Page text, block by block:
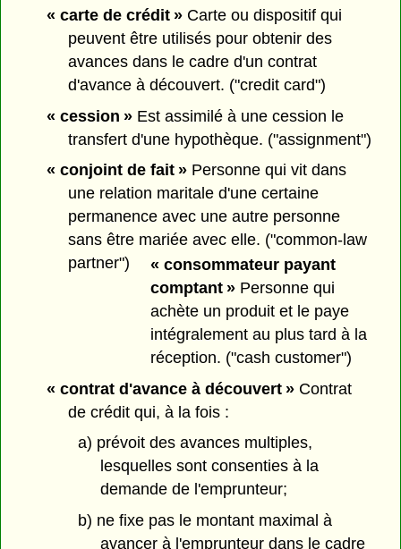
« carte de crédit »Carte ou dispositif qui
peuvent être utilisés pour obtenir des
avances dans le cadre d'un contrat
d'avance à découvert. ("credit card")
« cession »Est assimilé à une cession le
transfert d'une hypothèque. ("assignment")
« conjoint de fait »Personne qui vit dans
une relation maritale d'une certaine
permanence avec une autre personne
sans être mariée avec elle. ("common-law
partner")
« consommateur payant
comptant »Personne qui
achète un produit et le paye
intégralement au plus tard à la
réception. ("cash customer")
« contrat d'avance à découvert »Contrat
de crédit qui, à la fois :
a) prévoit des avances multiples,
lesquelles sont consenties à la
demande de l'emprunteur;
b) ne fixe pas le montant maximal à
avancer à l'emprunteur dans le cadre